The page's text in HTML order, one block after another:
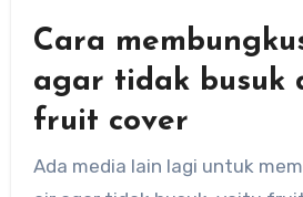
Cara
agar tidak busuk
fruit cover
Ada media lain lagi untuk